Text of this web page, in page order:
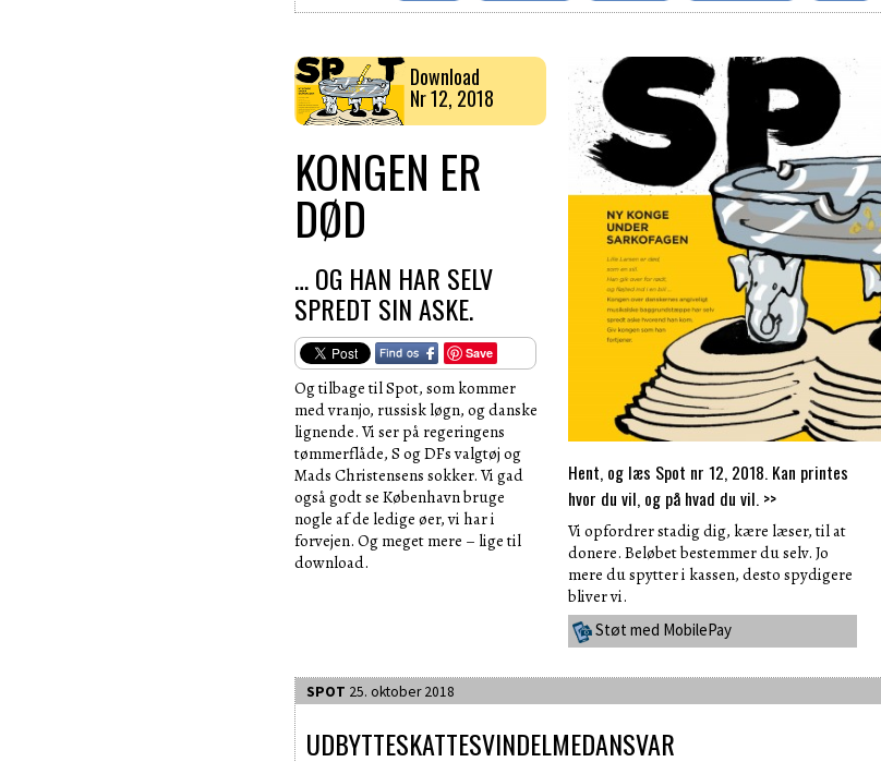
Download
Nr 12, 2018
KONGEN ER
DØD
… OG HAN HAR SELV
SPREDT SIN ASKE.
Save
Og tilbage til Spot, som kommer
med vranjo, russisk løgn, og danske
lignende. Vi ser på regeringens
tømmerflåde, S og DFs valgtøj og
Mads Christensens sokker. Vi gad
også godt se København bruge
nogle af de ledige øer, vi har i
forvejen. Og meget mere – lige til
download.
Hent, og læs Spot nr 12, 2018. Kan printes
hvor du vil, og på hvad du vil. >>
Vi opfordrer stadig dig, kære læser, til at
donere. Beløbet bestemmer du selv. Jo
mere du spytter i kassen, desto spydigere
bliver vi.
Støt med MobilePay
SPOT 25. oktober 2018
UDBYTTESKATTESVINDELMEDANSVAR